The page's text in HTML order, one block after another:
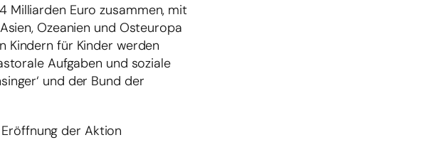
Milliarden Euro zusammen, mit
Ozeanien und Osteuropa
für Kinder werden
Aufgaben und soziale
und der Bund der
der Aktion